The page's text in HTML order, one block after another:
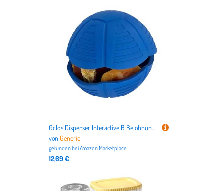
Golos Dispenser Interactive B Belohnungsspender für Haustiere, interaktiver Futterspender, Spielzeug für Training und langsames Füttern für kleine, mittelgroße Rassen
von Generic
gefunden beiAmazon Marketplace
12,69 €